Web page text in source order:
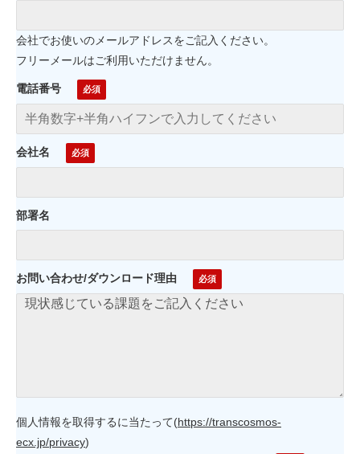
会社でお使いのメールアドレスをご記入ください。
フリーメールはご利用いただけません。
電話番号
会社名
部署名
お問い合わせ/ダウンロード理由
個人情報を取得するに当たって(https://transcosmos-
ecx.jp/privacy)